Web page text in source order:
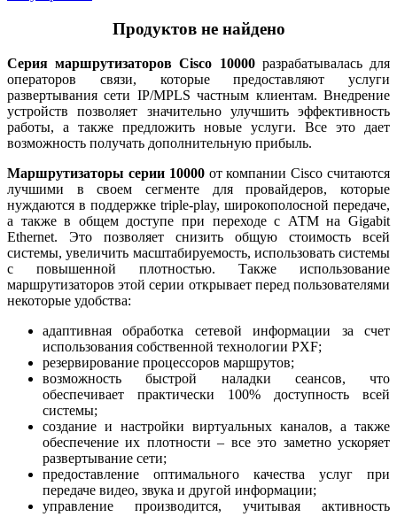
Продуктов не найдено
Серия маршрутизаторовCisco 10000разрабатывалась для
операторов связи, которые предоставляют услуги
развертывания сети IP/MPLS частным клиентам. Внедрение
устройств позволяет значительно улучшить эффективность
работы, а также предложить новые услуги. Все это дает
возможность получать дополнительную прибыль.
Маршрутизаторы серии 10000от компанииCisco считаются
лучшими в своем сегменте для провайдеров, которые
нуждаются в поддержке triple-play, широкополосной передаче,
а также в общем доступе при переходе с АТМ на Gigabit
Ethernet. Это позволяет снизить общую стоимость всей
системы, увеличить масштабируемость, использовать системы
с повышенной плотностью. Также использование
маршрутизаторов этой серии открывает перед пользователями
некоторые удобства:
адаптивная обработка сетевой информации за счет
использования собственной технологии PXF;
резервирование процессоров маршрутов;
возможность быстрой наладки сеансов, что
обеспечивает практически 100% доступность всей
системы;
создание и настройки виртуальных каналов, а также
обеспечение их плотности – все это заметно ускоряет
развертывание сети;
предоставление оптимального качества услуг при
передаче видео, звука и другой информации;
управление производится, учитывая активность